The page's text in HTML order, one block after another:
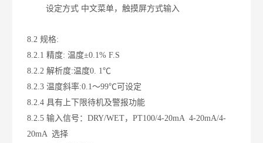
设定方式 中文菜单，触摸屏方式输入
8.2 规格:
8.2.1 精度: 温度±0.1% F.S
8.2.2 解析度:温度0. 1℃
8.2.3 温度斜率:0.1～99℃可设定
8.2.4 具有上下限待机及警报功能
8.2.5 输入信号：DRY/WET，PT100/4-20mA 4-20mA/4-
20mA 选择